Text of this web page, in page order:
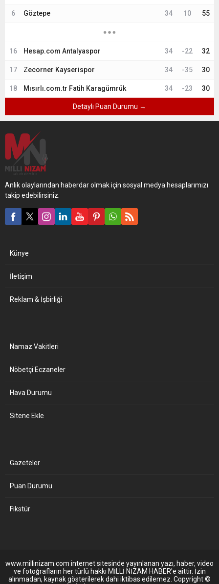
6 Göztepe 34 10 55
16 Hesap.com Antalyaspor 34 -22 32
17 Zecorner Kayserispor 34 -35 30
18 Mısırlı.com.tr Fatih Karagümrük 34 -23 30
Detaylı Puan Durumu →
Anlık olaylarından haberdar olmak için sosyal medya hesaplarımızı
takip edebilirsiniz.
Künye
İletişim
Reklam & İşbirliği
Namaz Vakitleri
Nöbetçi Eczaneler
Hava Durumu
Sitene Ekle
Gazeteler
Puan Durumu
Fikstür
www.millinizam.com internet sitesinde yayınlanan yazı, haber, video
ve fotoğrafların her türlü hakkı MİLLİ NİZAM HABER'e aittir. İzin
alınmadan, kaynak gösterilerek dahi iktibas edilemez. Copyright ©